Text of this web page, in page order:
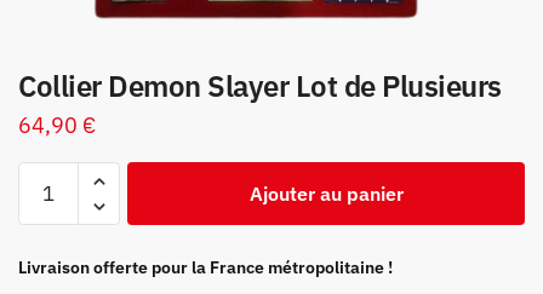
Collier Demon Slayer Lot de Plusieurs
64,90 €
Demon
Ajouter au panier
Livraison offerte pour la France métropolitaine !